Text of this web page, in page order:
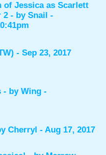
of Jessica as Scarlett
2 - bySnail -
- Sep 23, 2017
- by Wing -
Cherryl - Aug 17, 2017